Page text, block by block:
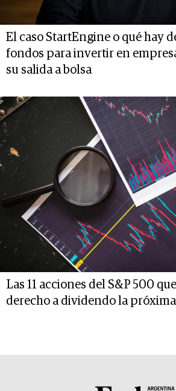
El caso StartEngine o qué hay
fondos para invertir en
su salida a bolsa
Las 11 acciones del S&P 500
derecho a dividendo la